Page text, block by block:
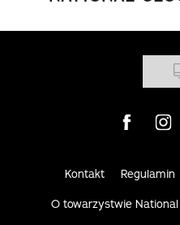
Visit us on
Visit
Kontakt Regulamin
O towarzystwie National